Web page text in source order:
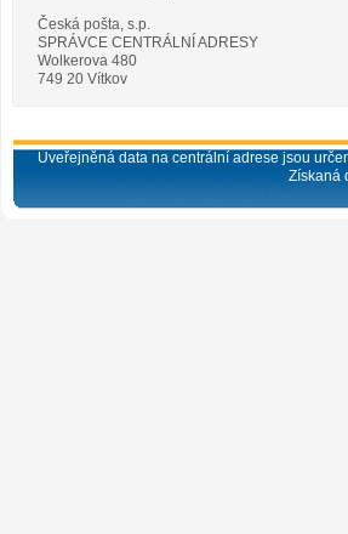
Česká pošta, s.p.
SPRÁVCE CENTRÁLNÍ ADRESY
Wolkerova 480
749 20 Vítkov
Uveřejněná data na centrální adrese jsou
Získaná